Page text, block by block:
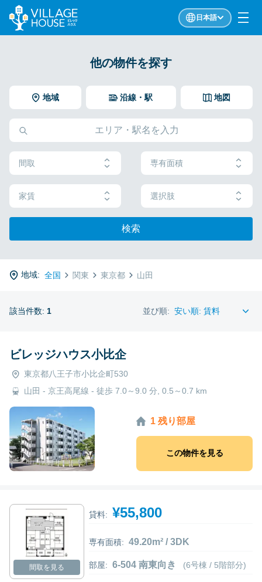
日本語
他の物件を探す
地域 地図
沿線・駅
間取 専有面積
家賃 選択肢
検索
地域: 全国 関東 東京都 山田
該当件数: 1 並び順:
ビレッジハウス小比企
東京都八王子市小比企町530
山田 - 京王高尾線 - 徒歩 7.0～9.0 分, 0.5～0.7 km
1 残り部屋
この物件を見る
間取を見る
貸料: ¥55,800
専有面積: 49.20m² / 3DK
部屋: 6-504 南東向き (6号棟 / 5階部分)